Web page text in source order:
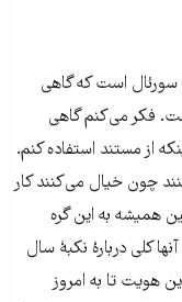
سورئال است که گاهی
فکر می‌کنم گاهی
از مستند استفاده کنم.
چون خیال می‌کنند کار
همیشه به این گره
کلی دربارۀ نکبۀ سال
می‌زنند. این هویت تا به امروز